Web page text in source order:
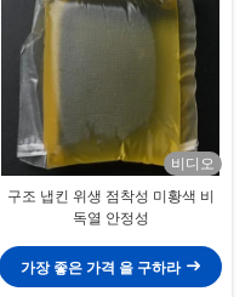
비디오
구조 냅킨 위생 점착성 미황색 비
독열 안정성
가장 좋은 가격 을 구하라